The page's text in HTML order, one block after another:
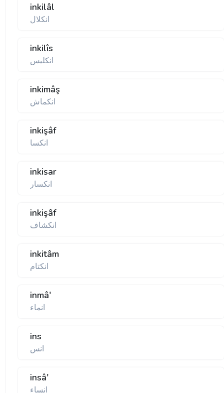
inkilâl
انكلال
inkilîs
انكليس
inkimâş
انكماش
inkişâf
انكسا
inkisar
انكسار
inkişâf
انكشاف
inkitâm
انكتام
inmâ'
انماء
ins
انس
insâ'
انساء